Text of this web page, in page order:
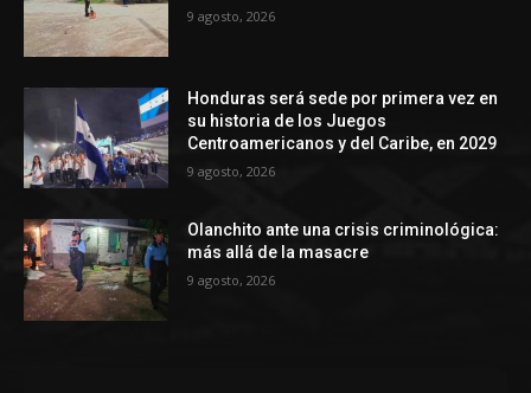
9 agosto, 2026
Honduras será sede por primera vez en
su historia de los Juegos
Centroamericanos y del Caribe, en 2029
9 agosto, 2026
Olanchito ante una crisis criminológica:
más allá de la masacre
9 agosto, 2026